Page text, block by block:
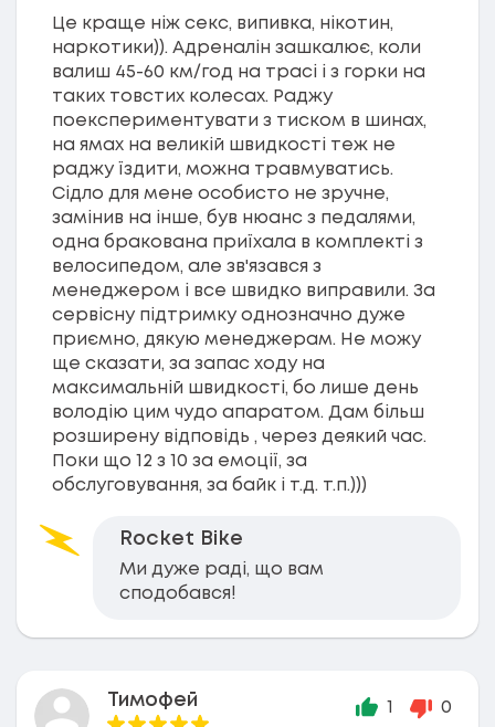
Це краще ніж секс, випивка, нікотин,
наркотики)). Адреналін зашкалює, коли
валиш 45-60 км/год на трасі і з горки на
таких товстих колесах. Раджу
поекспериментувати з тиском в шинах,
на ямах на великій швидкості теж не
раджу їздити, можна травмуватись.
Сідло для мене особисто не зручне,
замінив на інше, був нюанс з педалями,
одна бракована приїхала в комплекті з
велосипедом, але зв'язався з
менеджером і все швидко виправили. За
сервісну підтримку однозначно дуже
приємно, дякую менеджерам. Не можу
ще сказати, за запас ходу на
максимальній швидкості, бо лише день
володію цим чудо апаратом. Дам більш
розширену відповідь , через деякий час.
Поки що 12 з 10 за емоції, за
обслуговування, за байк і т.д. т.п.)))
Rocket Bike
Ми дуже раді, що вам
сподобався!
Тимофей 1 0